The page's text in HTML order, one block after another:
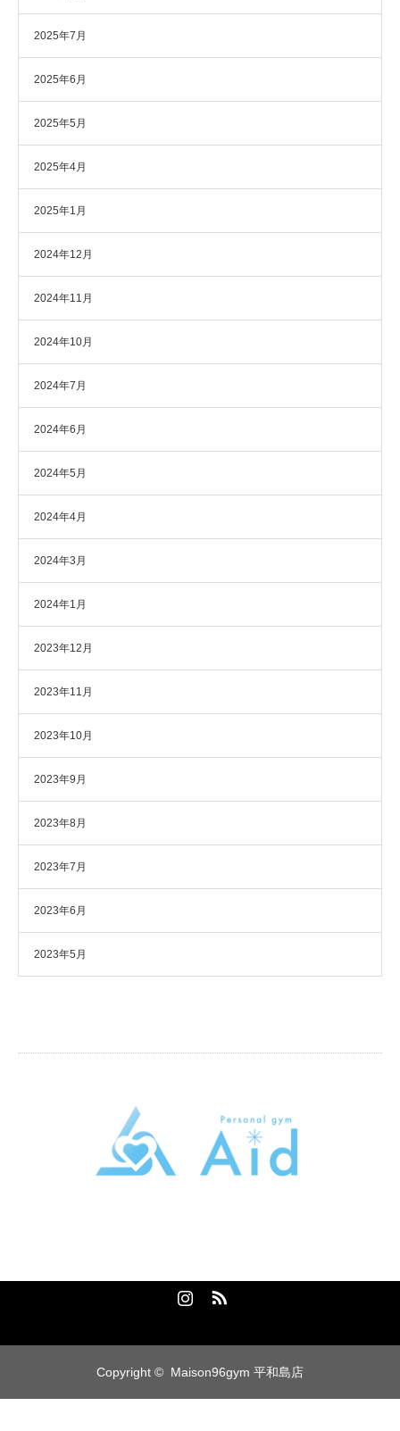
2025年7月
2025年6月
2025年5月
2025年4月
2025年1月
2024年12月
2024年11月
2024年10月
2024年7月
2024年6月
2024年5月
2024年4月
2024年3月
2024年1月
2023年12月
2023年11月
2023年10月
2023年9月
2023年8月
2023年7月
2023年6月
2023年5月
Copyright © Maison96gym 平和島店